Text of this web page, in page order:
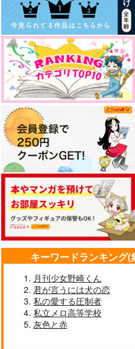
キーワードランキング
月刊少女野崎くん
君が言うには犬の恋
私の愛する圧制者
私立メロ高等学校
灰色と赤